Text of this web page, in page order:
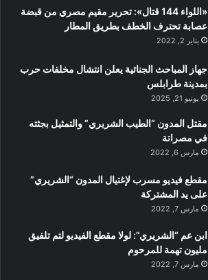
«اللواء 144 قتال»: تحرير مقيم مصري من قبضة
عصابة تحترف الخطف بطريق المطار
يناير 2, 2022
جهاز المباحث الجنائية يعلن انتشال مخلفات حرب
بمدينة طرابلس
يونيو 21, 2025
مقتل المدون “الطيب الشريري” والتمثيل بجثته
في مصراتة
مارس 6, 2022
مقطع فيديو مسرب لإغتيال المدون “الشريري”
على يد المشتركة
مارس 7, 2022
ابن عم “الشريري”: لولا مقطع الفيديو لتم تلفيق
مليون تهمة للمرحوم
مارس 7, 2022